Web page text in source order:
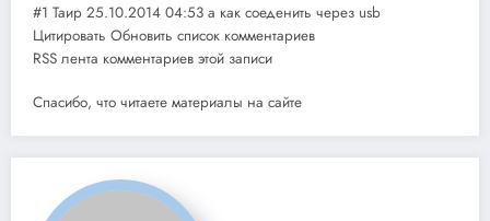
#1 Таир 25.10.2014 04:53 а как соеденить через usb
Цитировать Обновить список комментариев
RSS лента комментариев этой записи
Спасибо, что читаете материалы на сайте